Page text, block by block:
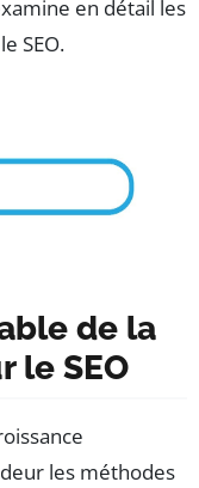
en détail les
SEO.
de la
le SEO
les méthodes